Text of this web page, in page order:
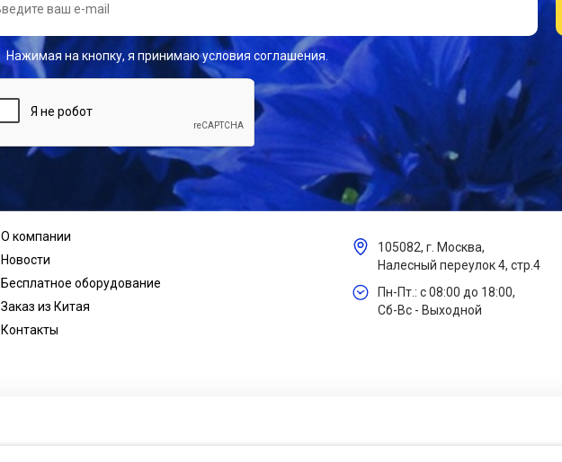
Нажимая на кнопку, я принимаю условия соглашения.
О компании
Новости
Бесплатное оборудование
Заказ из Китая
Контакты
105082, г. Москва,
Налесный переулок 4, стр.4
Пн-Пт.: с 08:00 до 18:00,
Сб-Вс - Выходной